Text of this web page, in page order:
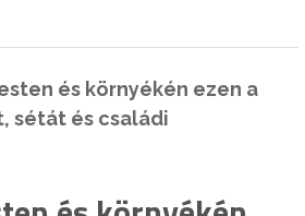
és környékén ezen a
sétát és családi